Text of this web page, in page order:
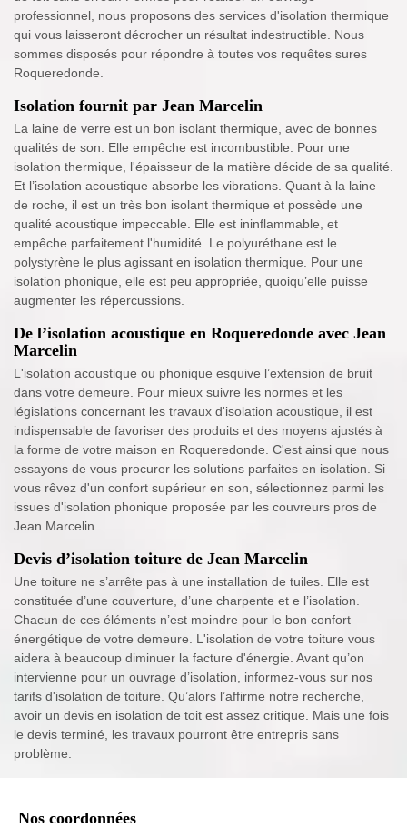
professionnel, nous proposons des services d'isolation thermique
qui vous laisseront décrocher un résultat indestructible. Nous
sommes disposés pour répondre à toutes vos requêtes sures
Roqueredonde.
Isolation fournit par Jean Marcelin
La laine de verre est un bon isolant thermique, avec de bonnes
qualités de son. Elle empêche est incombustible. Pour une
isolation thermique, l'épaisseur de la matière décide de sa qualité.
Et l’isolation acoustique absorbe les vibrations. Quant à la laine
de roche, il est un très bon isolant thermique et possède une
qualité acoustique impeccable. Elle est ininflammable, et
empêche parfaitement l'humidité. Le polyuréthane est le
polystyrène le plus agissant en isolation thermique. Pour une
isolation phonique, elle est peu appropriée, quoiqu’elle puisse
augmenter les répercussions.
De l’isolation acoustique en Roqueredonde avec Jean
Marcelin
L'isolation acoustique ou phonique esquive l’extension de bruit
dans votre demeure. Pour mieux suivre les normes et les
législations concernant les travaux d'isolation acoustique, il est
indispensable de favoriser des produits et des moyens ajustés à
la forme de votre maison en Roqueredonde. C'est ainsi que nous
essayons de vous procurer les solutions parfaites en isolation. Si
vous rêvez d'un confort supérieur en son, sélectionnez parmi les
issues d'isolation phonique proposée par les couvreurs pros de
Jean Marcelin.
Devis d’isolation toiture de Jean Marcelin
Une toiture ne s’arrête pas à une installation de tuiles. Elle est
constituée d’une couverture, d’une charpente et e l’isolation.
Chacun de ces éléments n’est moindre pour le bon confort
énergétique de votre demeure. L'isolation de votre toiture vous
aidera à beaucoup diminuer la facture d'énergie. Avant qu’on
intervienne pour un ouvrage d’isolation, informez-vous sur nos
tarifs d'isolation de toiture. Qu’alors l’affirme notre recherche,
avoir un devis en isolation de toit est assez critique. Mais une fois
le devis terminé, les travaux pourront être entrepris sans
problème.
Nos coordonnées